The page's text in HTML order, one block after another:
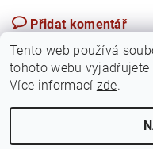
Přidat komentář
Tento web používá
tohoto webu
Více informací zde.